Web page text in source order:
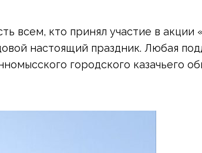
всем, кто принял участие в
настоящий праздник. Любая
городского казачьего